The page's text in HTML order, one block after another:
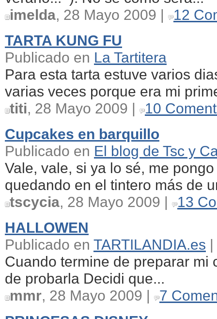
imelda, 28 Mayo 2009 |
12
TARTA KUNG FU
Publicado en La Tartitera
Para esta tarta estuve varios
varias veces porque era mi
titi, 28 Mayo 2009 |
10
Cupcakes en barquillo
Publicado en El blog de Tsc y
Vale, vale, si ya lo sé, me
quedando en el tintero más de
tscycia, 28 Mayo 2009 |
13
HALLOWEN
Publicado en TARTILANDIA.es
Cuando termine de preparar mi
de probarla Decidi que...
mmr, 28 Mayo 2009 |
7